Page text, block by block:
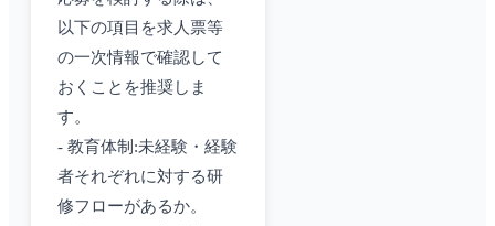
以下の項目を求人票等
の一次情報で確認して
おくことを推奨しま
す。
- 教育体制:未経験・経験
者それぞれに対する研
修フローがあるか。